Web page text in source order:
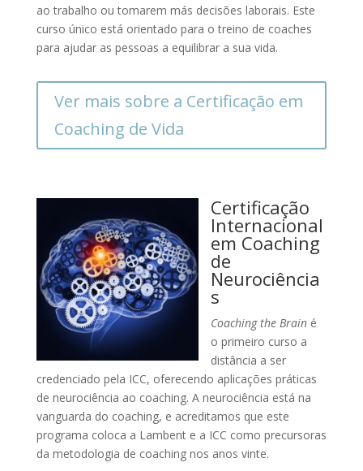
ao trabalho ou tomarem más decisões laborais. Este
curso único está orientado para o treino de coaches
para ajudar as pessoas a equilibrar a sua vida.
Ver mais sobre a Certificação em
Coaching de Vida
Certificação
Internacional
em Coaching
de
Neurociência
s
Coaching the Brainé
o primeiro curso a
distância a ser
credenciado pela ICC, oferecendo aplicações práticas
de neurociência ao coaching. A neurociência está na
vanguarda do coaching, e acreditamos que este
programa coloca a Lambent e a ICC como precursoras
da metodologia de coaching nos anos vinte.